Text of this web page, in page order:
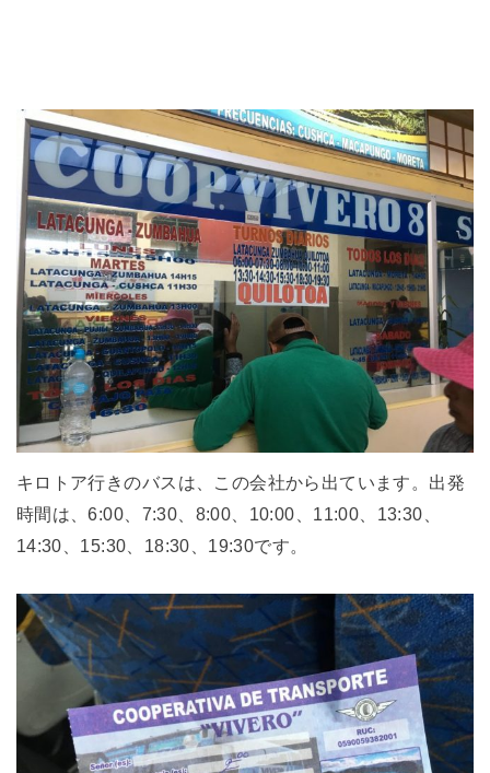
キロトア行きのバスは、この会社から出ています。出発
時間は、6:00、7:30、8:00、10:00、11:00、13:30、
14:30、15:30、18:30、19:30です。